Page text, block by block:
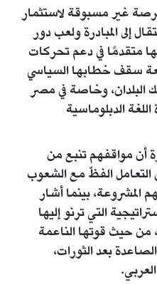
غير مسبوقة لاستثمار
إلى المبادرة ولعب دور
موقفها متقدمًا في دعم تحركات
سقف خطابها السياسي
البلدان، وخاصة في مصر
الدبلوماسية
أن مواقفهم تنبع من
التعامل الفظّ مع الشعوب
المشروعة، بينما أشار
التي ترنو إليها
من حيث قوتها الناعمة
بعد الثورات،